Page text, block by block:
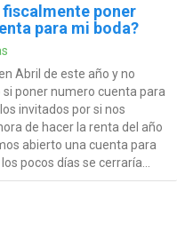
poner
para mi boda?
Abril de este año y no
poner numero cuenta para
invitados por si nos
de hacer la renta del año
abierto una cuenta para
pocos días se cerraría...